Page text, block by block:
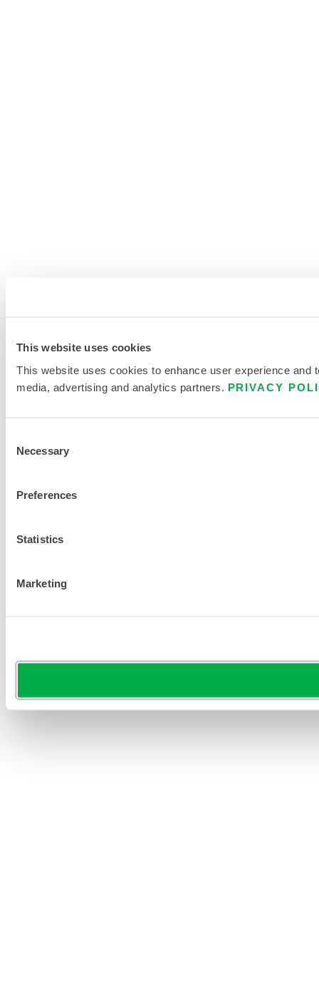
This website uses cookies
This website uses cookies to enhance user experience
media, advertising and analytics partners. PRIVACY
Selection
Necessary
Preferences
Statistics
Marketing